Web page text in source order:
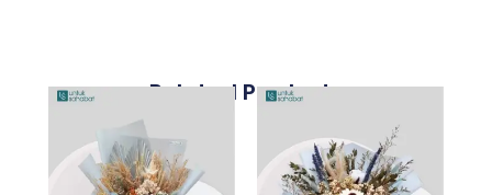
Related Products